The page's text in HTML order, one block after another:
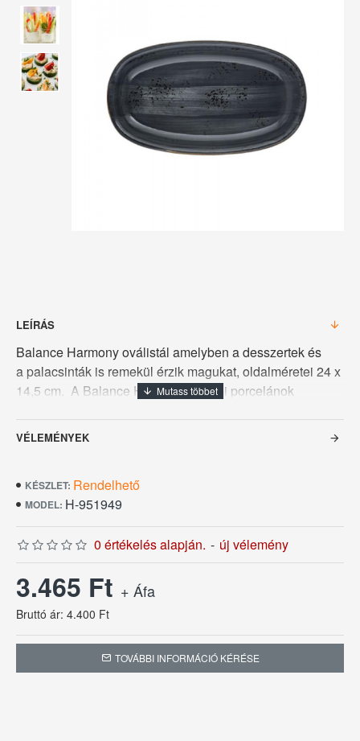
LEÍRÁS
Balance Harmony oválistál amelyben a desszertek és
a palacsinták is remekül érzik magukat, oldalméretei 24 x
14,5 cm. A Balance Harmony éttermi porcelánok
oldalukon pedig vastagabb üvegréteggel készülnek így
élettartamra.
VÉLEMÉNYEK
KÉSZLET: Rendelhető
MODEL: H-951949
0 értékelés alapján. - új vélemény
3.465 Ft + Áfa
Bruttó ár: 4.400 Ft
TOVÁBBI INFORMÁCIÓ KÉRÉSE